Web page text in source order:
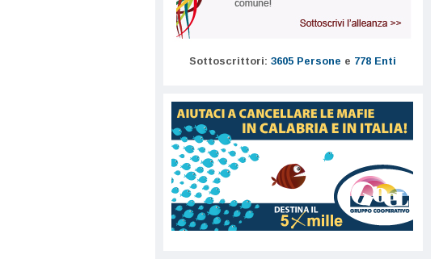
Sottoscrittori: 3605 Persone e 778 Enti